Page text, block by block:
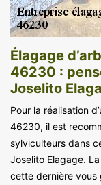
Élagage
46230 :
Joselito
Pour la réalisation
46230, il est
sylviculteurs dans
Joselito Elagage.
cette dernière vous